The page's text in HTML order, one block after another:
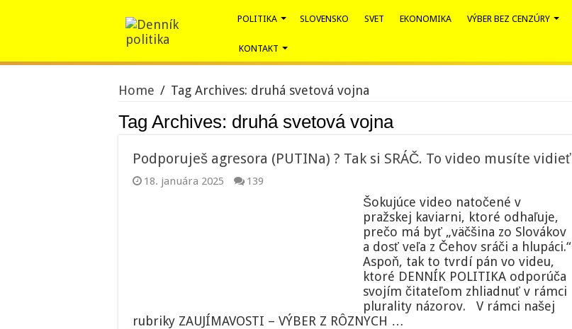
POLITIKA SLOVENSKO SVET EKONOMIKA VÝBER BEZ CENZÚRY
KONTAKT
Home / Tag Archives: druhá svetová vojna
Tag Archives: druhá svetová vojna
Podporuješ agresora (PUTINa) ? Tak si SRÁČ. To video musíte vidieť
18. januára 2025 139
Šokujúce video natočené v
pražskej kaviarni, ktoré odhaľuje,
prečo má byť „väčšina zo Slovákov
a dosť veľa z Čehov sráči a hlupáci.“
Aspoň, tak to tvrdí pán vo videu,
ktoré DENNÍK POLITIKA odporúča
svojím čitateľom zhliadnuť v rámci
plurality názorov. V rámci našej
rubriky ZAUJÍMAVOSTI – VÝBER Z RÔZNYCH …